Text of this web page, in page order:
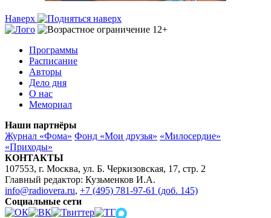
Наверх
Программы
Расписание
Авторы
Дело дня
О нас
Мемориал
Наши партнёры
Журнал «Фома» Фонд «Мои друзья» «Милосердие»
«Приходы»
КОНТАКТЫ
107553, г. Москва, ул. Б. Черкизовская, 17, стр. 2
Главный редактор: Кузьменков И.А.
info@radiovera.ru, +7 (495) 781-97-61 (доб. 145)
Социальные сети